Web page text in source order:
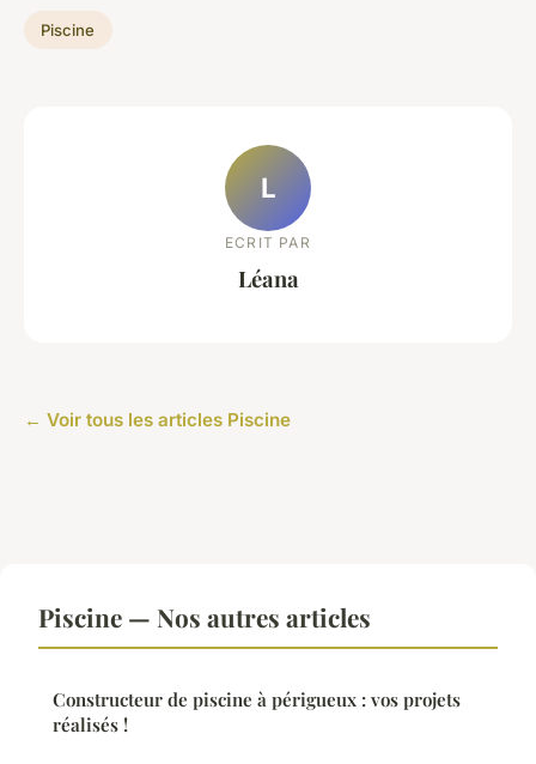
Piscine
L
ECRIT PAR
Léana
← Voir tous les articles Piscine
Piscine — Nos autres articles
Constructeur de piscine à périgueux : vos projets
réalisés !